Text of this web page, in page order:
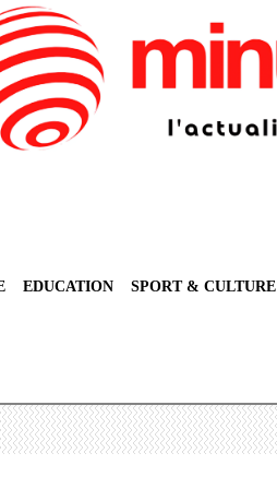
EDUCATION SPORT & CULTURE